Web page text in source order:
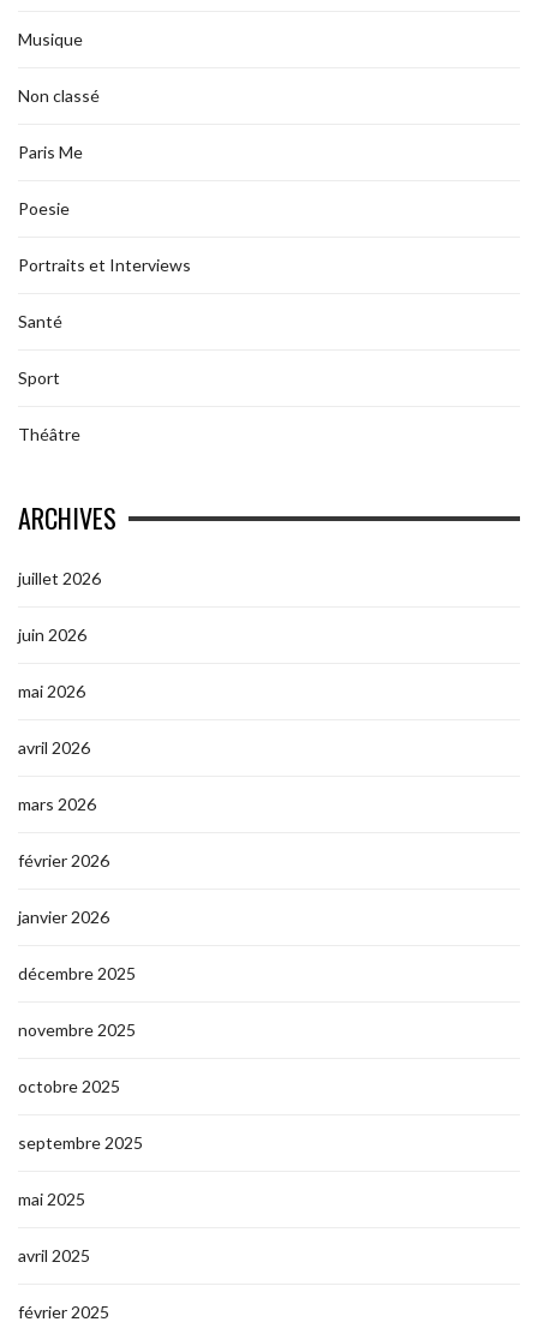
Musique
Non classé
Paris Me
Poesie
Portraits et Interviews
Santé
Sport
Théâtre
ARCHIVES
juillet 2026
juin 2026
mai 2026
avril 2026
mars 2026
février 2026
janvier 2026
décembre 2025
novembre 2025
octobre 2025
septembre 2025
mai 2025
avril 2025
février 2025